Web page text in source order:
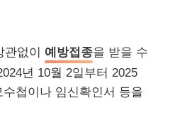
관없이 예방접종을 받을 수
년 10월 2일부터 2025
첩이나 임신확인서 등을